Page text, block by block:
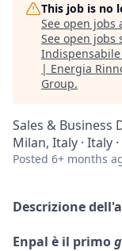
This job is no
See open jobs
See open jobs
Indispensabile
| Energia
Group.
Sales & Business
Milan, Italy · Italy
Posted 6+ months
Descrizione
Enpal è il primo